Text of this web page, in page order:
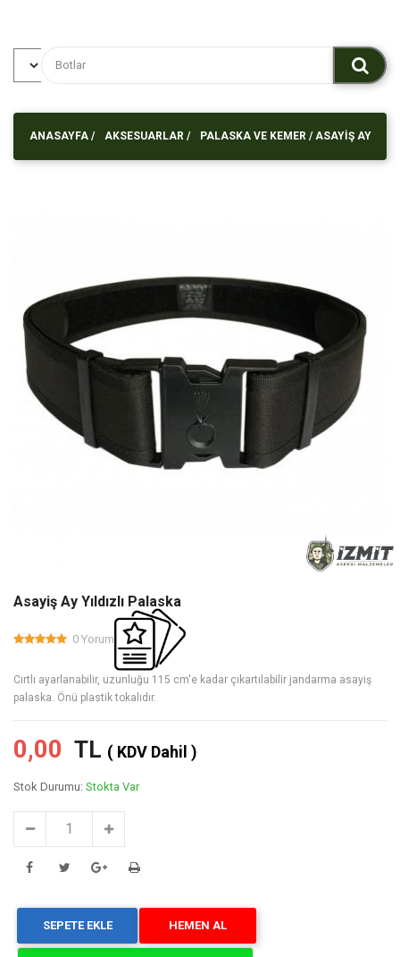
ANASAYFA / AKSESUARLAR / PALASKA VE KEMER /ASAYIŞ AY
Asayiş Ay Yıldızlı Palaska
0 Yorum
Cırtlı ayarlanabilir, uzunluğu 115 cm'e kadar çıkartılabilir jandarma asayiş
palaska. Önü plastik tokalıdır.
0,00 TL ( KDV Dahil )
Stok Durumu: Stokta Var
SEPETE EKLE HEMEN AL